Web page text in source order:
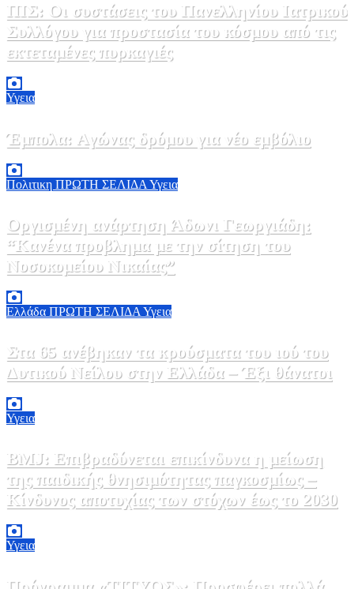
ΠΙΣ: Οι συστάσεις του Πανελληνίου Ιατρικού
Συλλόγου για προστασία του κόσμου από τις
εκτεταμένες πυρκαγιές
Υγεια
Έμπολα: Αγώνας δρόμου για νέο εμβόλιο
Πολιτικη ΠΡΩΤΗ ΣΕΛΙΔΑ Υγεια
Οργισμένη ανάρτηση Άδωνι Γεωργιάδη:
“Κανένα προβλημα με την σίτηση του
Νοσοκομείου Νικαίας”
Ελλάδα ΠΡΩΤΗ ΣΕΛΙΔΑ Υγεια
Στα 65 ανέβηκαν τα κρούσματα του ιού του
Δυτικού Νείλου στην Ελλάδα – Έξι θάνατοι
Υγεια
BMJ: Επιβραδύνεται επικίνδυνα η μείωση
της παιδικής θνησιμότητας παγκοσμίως –
Κίνδυνος αποτυχίας των στόχων έως το 2030
Υγεια